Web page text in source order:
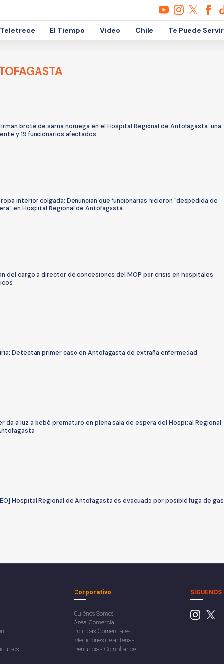
El Tiempo Video Chile Te Puede Servir
brote de sarna noruega en el Hospital Regional de Antofagasta: una
y 19 funcionarios afectados
ropa interior colgada: Denuncian que funcionarias hicieron "despedida de
en Hospital Regional de Antofagasta
del cargo a director de concesiones del MOP por crisis en hospitales
Detectan primer caso en Antofagasta de extraña enfermedad
da a luz a bebé prematuro en plena sala de espera del Hospital Regional
Hospital Regional de Antofagasta es evacuado por posible fuga de gas
Corporativo
Quiénes Somos
Área Comercial
Políticas Comerciales
Mediciones de antenas
Denuncias Compliance
SÍGUENOS